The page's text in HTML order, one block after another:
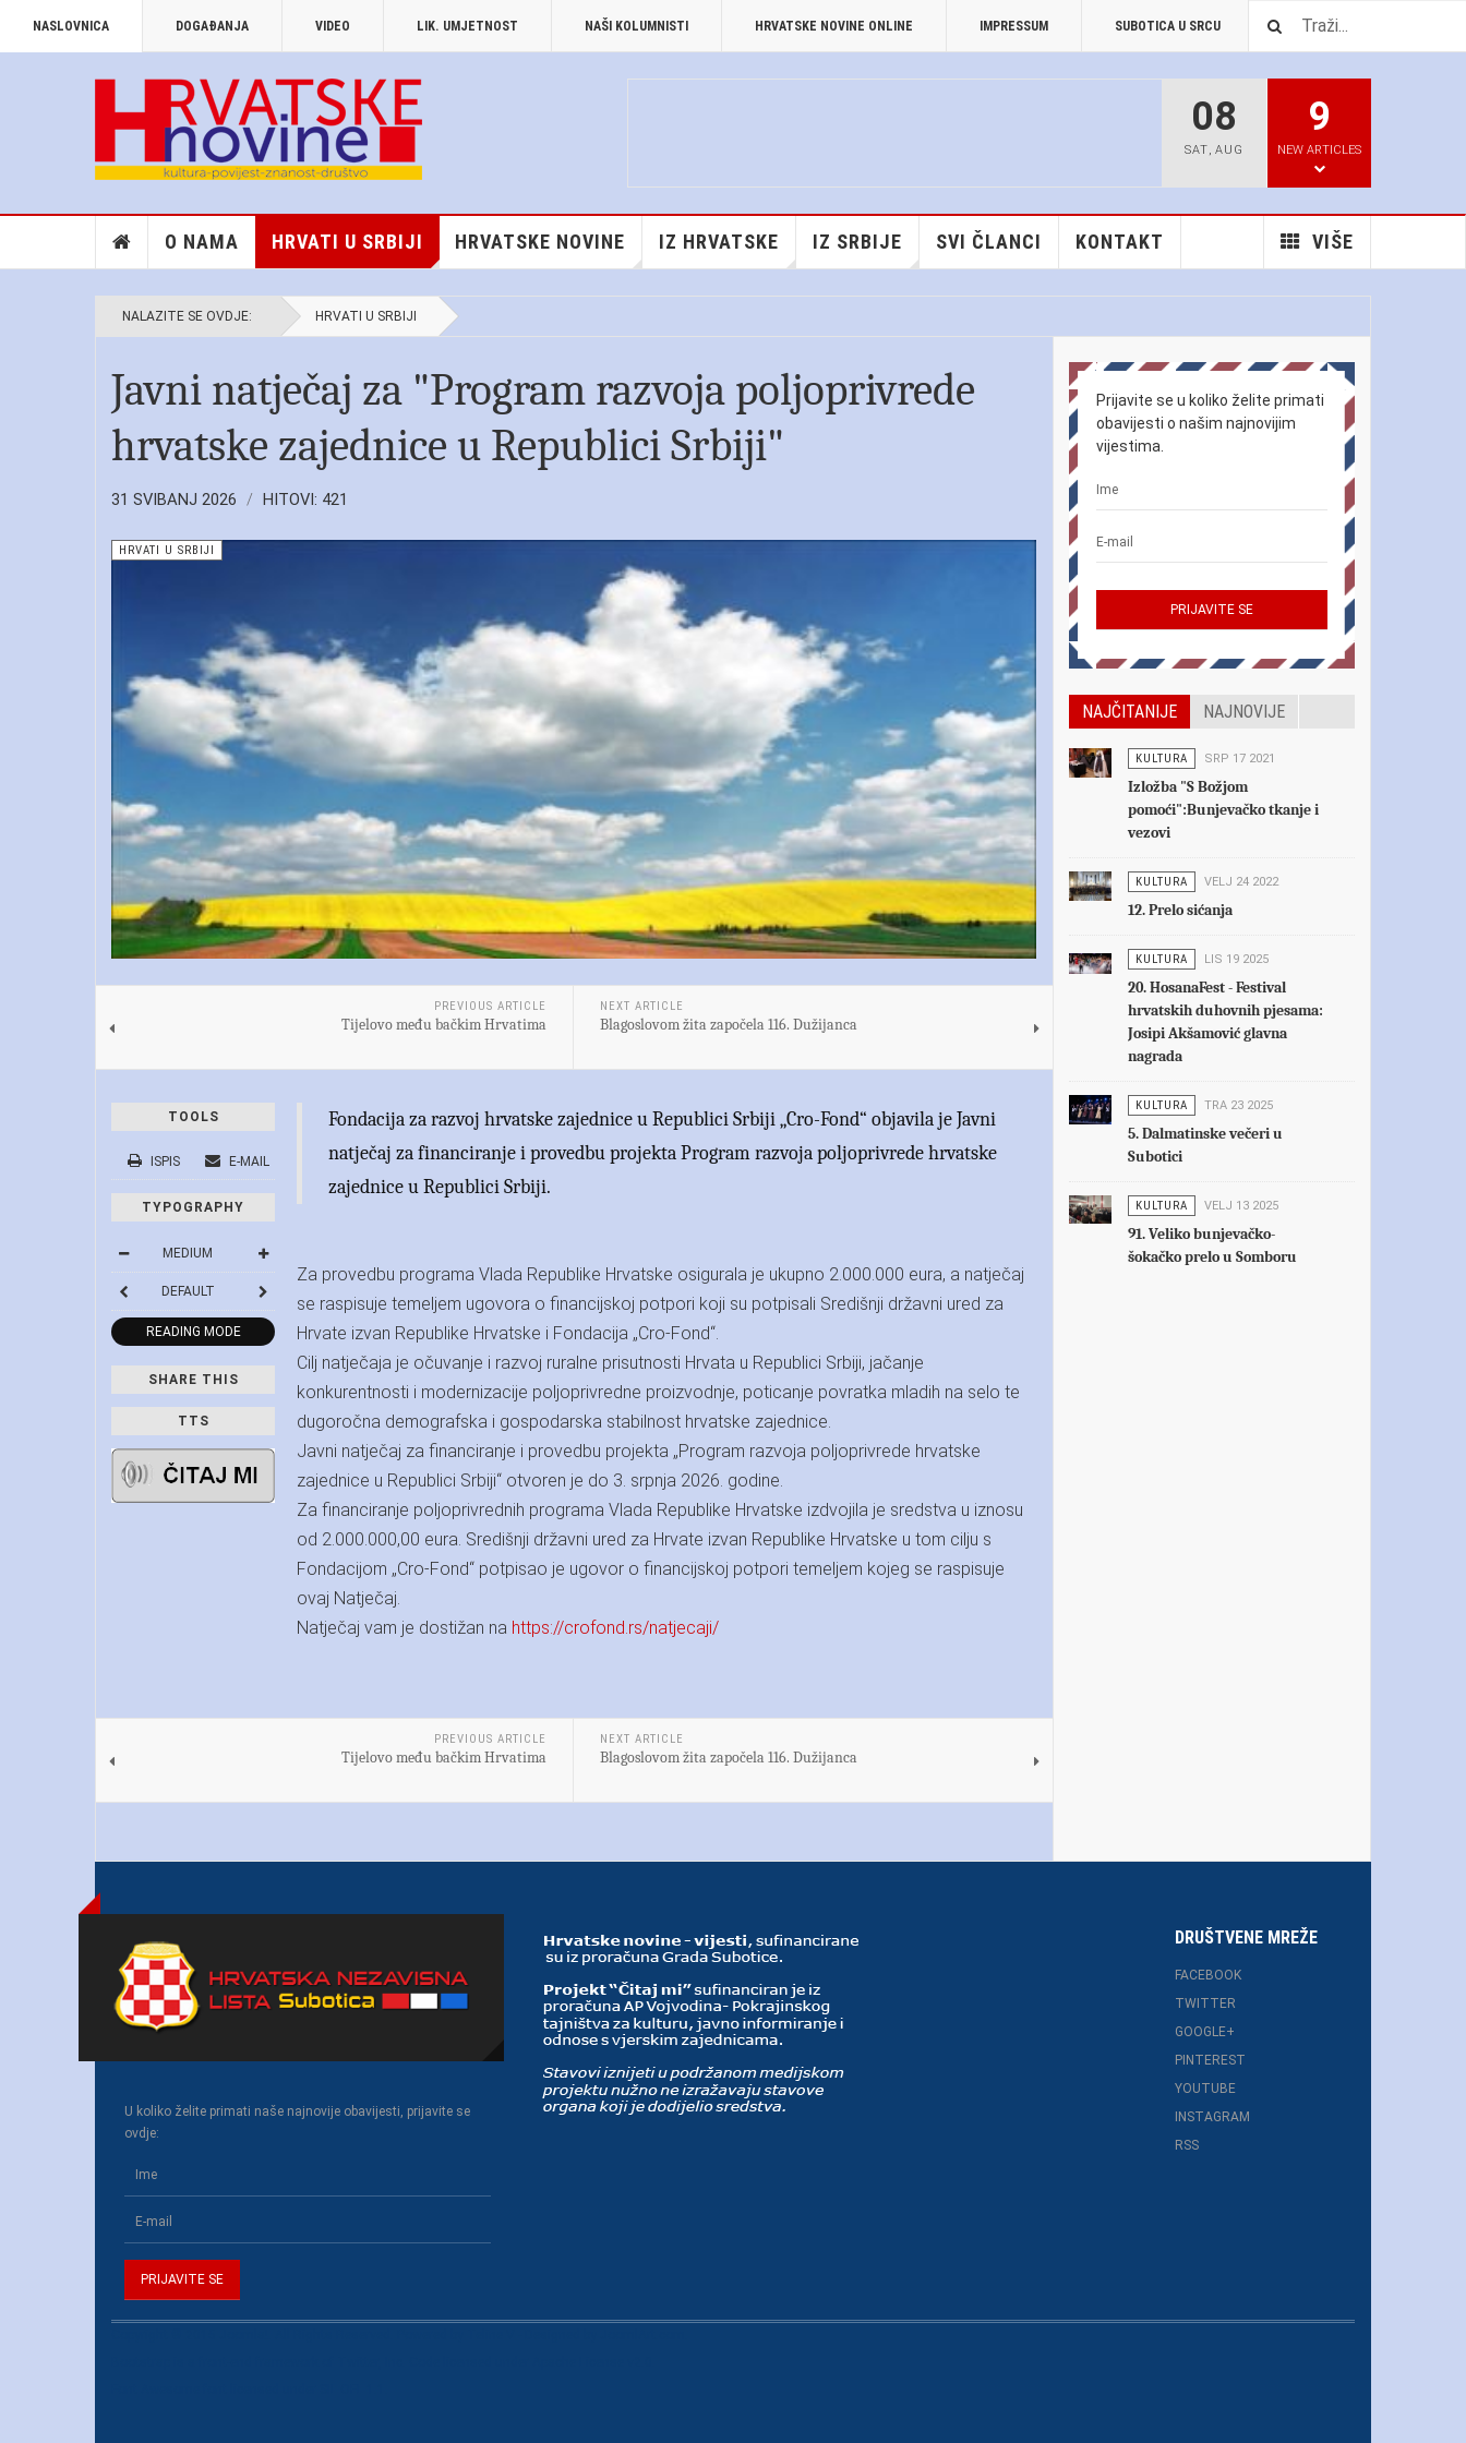
NASLOVNICA DOGAĐANJA VIDEO LIK. UMJETNOST NAŠI KOLUMNISTI HRVATSKE NOVINE ONLINE IMPRESSUM SUBOTICA U SRCU PREUZIMANJA
08
SAT, AUG
9
NEW ARTICLES
O NAMA HRVATI U SRBIJI HRVATSKE NOVINE IZ HRVATSKE IZ SRBIJE SVI ČLANCI VIŠE
KONTAKT
NALAZITE SE OVDJE: HRVATI U SRBIJI
Javni natječaj za "Program razvoja poljoprivrede
hrvatske zajednice u Republici Srbiji"
31 SVIBANJ 2026 HITOVI: 421
HRVATI U SRBIJI
PREVIOUS ARTICLE
Tijelovo među bačkim Hrvatima
NEXT ARTICLE
Blagoslovom žita započela 116. Dužijanca
TOOLS
ISPIS E-MAIL
TYPOGRAPHY
MEDIUM
DEFAULT
READING MODE
SHARE THIS
TTS
Fondacija za razvoj hrvatske zajednice u Republici Srbiji „Cro-Fond“ objavila je Javni
natječaj za financiranje i provedbu projekta Program razvoja poljoprivrede hrvatske
zajednice u Republici Srbiji.
Za provedbu programa Vlada Republike Hrvatske osigurala je ukupno 2.000.000 eura, a natječaj
se raspisuje temeljem ugovora o financijskoj potpori koji su potpisali Središnji državni ured za
Hrvate izvan Republike Hrvatske i Fondacija „Cro-Fond“.
Cilj natječaja je očuvanje i razvoj ruralne prisutnosti Hrvata u Republici Srbiji, jačanje
konkurentnosti i modernizacije poljoprivredne proizvodnje, poticanje povratka mladih na selo te
dugoročna demografska i gospodarska stabilnost hrvatske zajednice.
Javni natječaj za financiranje i provedbu projekta „Program razvoja poljoprivrede hrvatske
zajednice u Republici Srbiji“ otvoren je do 3. srpnja 2026. godine.
Za financiranje poljoprivrednih programa Vlada Republike Hrvatske izdvojila je sredstva u iznosu
od 2.000.000,00 eura. Središnji državni ured za Hrvate izvan Republike Hrvatske u tom cilju s
Fondacijom „Cro-Fond“ potpisao je ugovor o financijskoj potpori temeljem kojeg se raspisuje
ovaj Natječaj.
Natječaj vam je dostižan na https://crofond.rs/natjecaji/
PREVIOUS ARTICLE
Tijelovo među bačkim Hrvatima
NEXT ARTICLE
Blagoslovom žita započela 116. Dužijanca
Prijavite se u koliko želite primati
obavijesti o našim najnovijim
vijestima.
NAJČITANIJE NAJNOVIJE
KULTURA SRP 17 2021
Izložba "S Božjom
pomoći":Bunjevačko tkanje i
vezovi
KULTURA VELJ 24 2022
12. Prelo sićanja
KULTURA LIS 19 2025
20. HosanaFest - Festival
hrvatskih duhovnih pjesama:
Josipi Akšamović glavna
nagrada
KULTURA TRA 23 2025
5. Dalmatinske večeri u
Subotici
KULTURA VELJ 13 2025
91. Veliko bunjevačko-
šokačko prelo u Somboru
U koliko želite primati naše najnovije obavijesti, prijavite se
ovdje:
DRUŠTVENE MREŽE
FACEBOOK
TWITTER
GOOGLE+
PINTEREST
YOUTUBE
INSTAGRAM
RSS